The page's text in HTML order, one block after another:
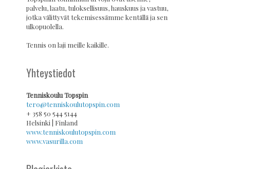
palvelu, laatu, tuloksellisuus, hauskuus ja vastuu,
jotka välittyvät tekemisessämme kentällä ja sen
ulkopuolella.
Tennis on laji meille kaikille.
Yhteystiedot
Tenniskoulu Topspin
tero@tenniskoulutopspin.com
+ 358 50 544 5144
Helsinki | Finland
www.tenniskoulutopspin.com
www.vasurilla.com